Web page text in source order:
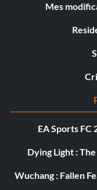
Mes
EA Sports FC
Dying Light :
Wuchang : Fallen